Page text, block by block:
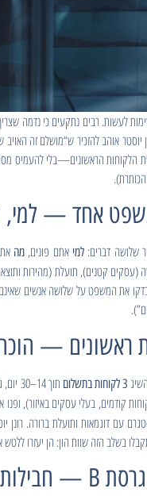
אוהב להזכיר ש“מושלם זה
הלקוחות הראשונים—בלי להעמיס
שלושה דברים:למי אתם פונים,מה
קטנים), תועלת (מהירות ותוצאה),
את המשפט על שלושה אנשים שאינם
3 לקוחות בתשלום
קודמים, בעלי עסקים באיזור),
עם דוגמאות ותועלת ברורה.
בשלב הזה שוות הון: הן יעזרו